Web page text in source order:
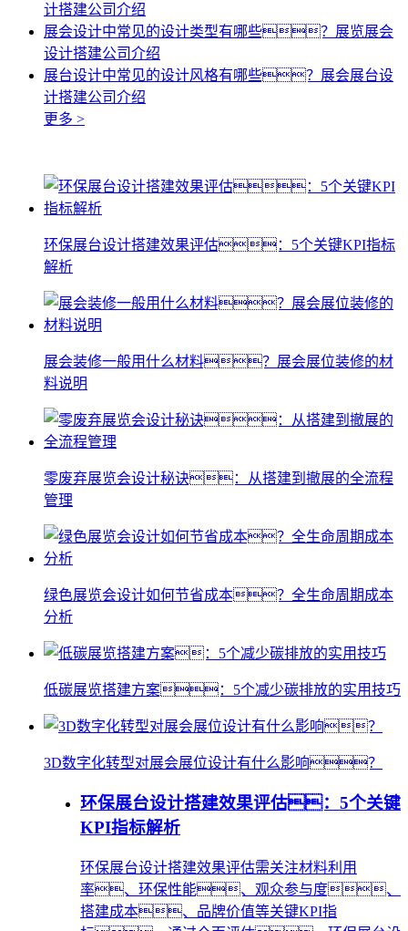
计搭建公司介绍
展会设计中常见的设计类型有哪些？展览展会
设计搭建公司介绍
展台设计中常见的设计风格有哪些？展会展台设
计搭建公司介绍
更多 >
环保展台设计搭建效果评估：5个关键KPI指标
解析
展会装修一般用什么材料？展会展位装修的材
料说明
零废弃展览会设计秘诀：从搭建到撤展的全流程
管理
绿色展览会设计如何节省成本？全生命周期成本
分析
低碳展览搭建方案：5个减少碳排放的实用技巧
3D数字化转型对展会展位设计有什么影响？
环保展台设计搭建效果评估：5个关键
KPI指标解析
环保展台设计搭建效果评估需关注材料利用
率、环保性能、观众参与度、
搭建成本、品牌价值等关键KPI指